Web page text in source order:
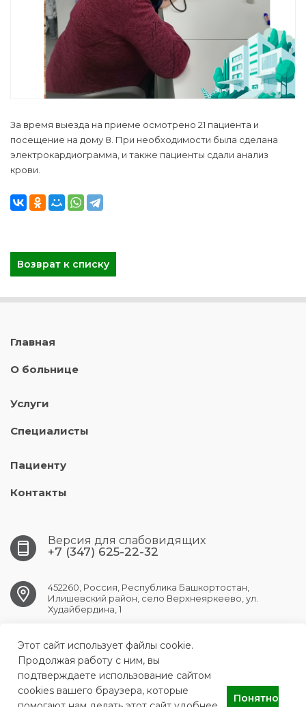
За время выезда на приеме осмотрено 21 пациента и
посещение на дому 8. При необходимости была сделана
электрокардиограмма, и также пациенты сдали анализ
крови.
Возврат к списку
Главная
О больнице
Услуги
Специалисты
Пациенту
Контакты
Версия для слабовидящих
+7 (347) 625-22-32
452260, Россия, Республика Башкортостан,
Илишевский район, село Верхнеяркеево, ул.
Худайбердина, 1
verhneyark.crb@doctorrb.ru
ГБУЗ РБ Верхнеяркеевская центральная районная больница
Этот сайт использует файлы cookie.
Продолжая работу с ним, вы
подтверждаете использование сайтом
cookies вашего браузера, которые
Понятно